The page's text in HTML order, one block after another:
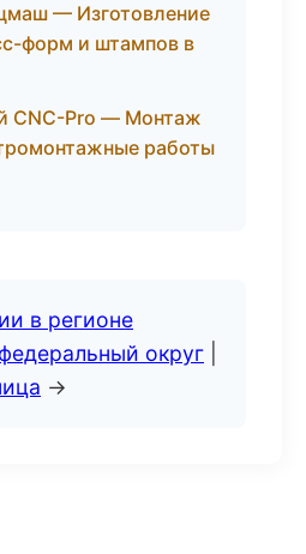
— Изготовление
форм и штампов в
CNC-Pro — Монтаж
работы
в регионе
округ
→